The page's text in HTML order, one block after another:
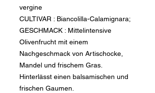
vergine
CULTIVAR : Biancolilla-Calamignara;
GESCHMACK : Mittelintensive
Olivenfrucht mit einem
Nachgeschmack von Artischocke,
Mandel und frischem Gras.
Hinterlässt einen balsamischen und
frischen Gaumen.